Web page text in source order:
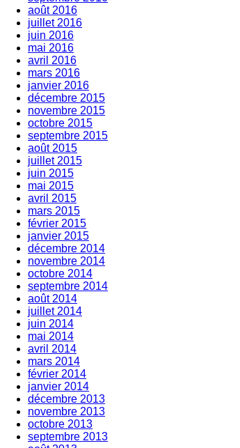
août 2016
juillet 2016
juin 2016
mai 2016
avril 2016
mars 2016
janvier 2016
décembre 2015
novembre 2015
octobre 2015
septembre 2015
août 2015
juillet 2015
juin 2015
mai 2015
avril 2015
mars 2015
février 2015
janvier 2015
décembre 2014
novembre 2014
octobre 2014
septembre 2014
août 2014
juillet 2014
juin 2014
mai 2014
avril 2014
mars 2014
février 2014
janvier 2014
décembre 2013
novembre 2013
octobre 2013
septembre 2013